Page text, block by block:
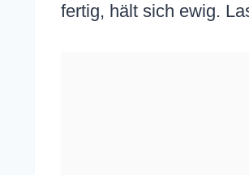
fertig, hält sich ewig.